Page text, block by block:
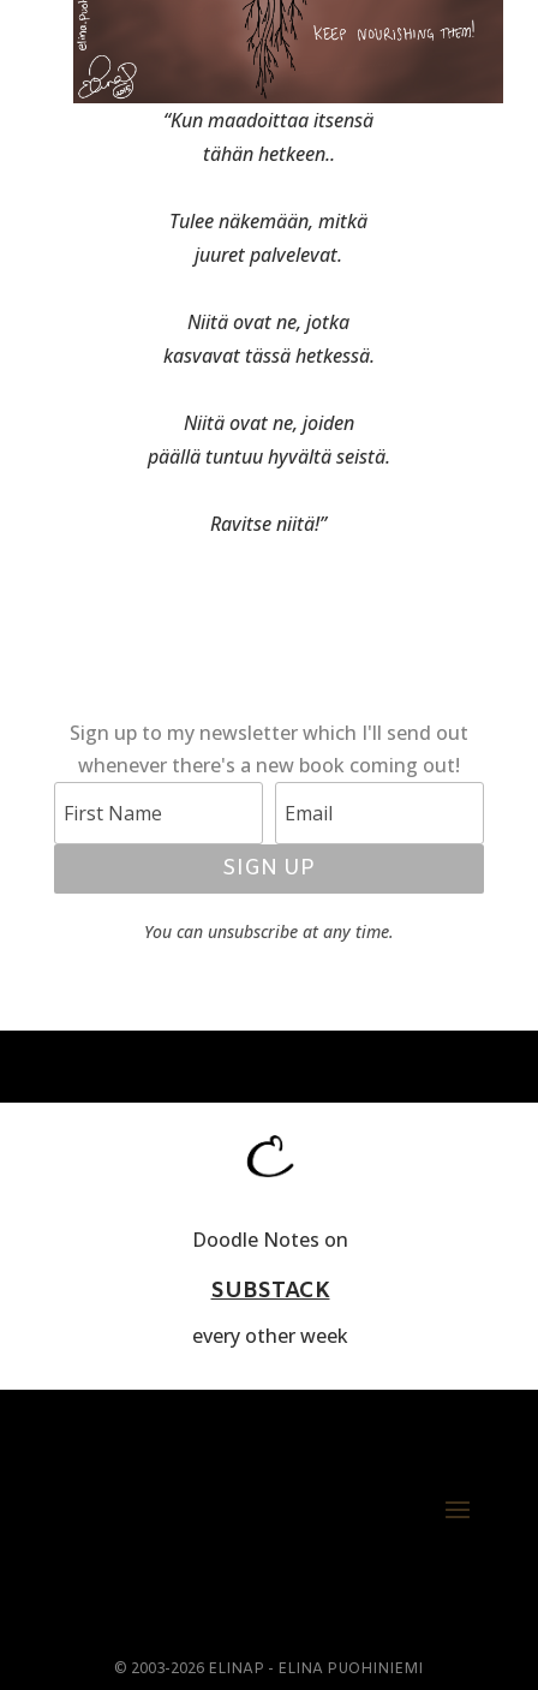
“Kun maadoittaa itsensä
tähän hetkeen..
Tulee näkemään, mitkä
juuret palvelevat.
Niitä ovat ne, jotka
kasvavat tässä hetkessä.
Niitä ovat ne, joiden
päällä tuntuu hyvältä seistä.
Ravitse niitä!”
Sign up to my newsletter which I'll send out
whenever there's a new book coming out!
SIGN UP
You can unsubscribe at any time.
Doodle Notes on
SUBSTACK
every other week
© 2003-2026 ELINAP - ELINA PUOHINIEMI